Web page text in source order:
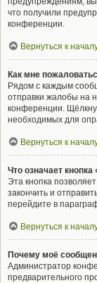
что получили
конференции.
Вернуться к
Как мне
Рядом с каждым
отправки жалобы на
конференции.
необходимых для
Вернуться к
Что означает
Эта кнопка
закончить и
перейдите в
Вернуться к
Почему моё
Администратор
предварительного